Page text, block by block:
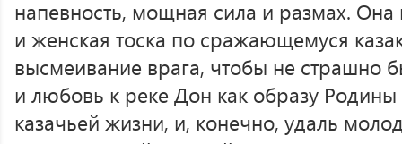
напевность, мощная сила и размах. Она
и женская тоска по сражающемуся
высмеивание врага, чтобы не страшно
и любовь к реке Дон как образу
казачьей жизни, и, конечно, удаль